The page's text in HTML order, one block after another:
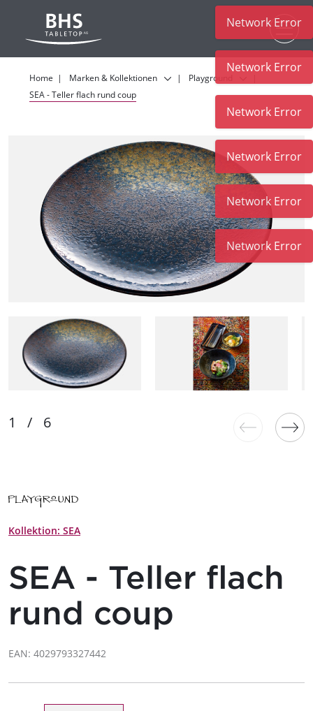
Home Marken & Kollektionen
Playground
SEA - Teller flach rund coup
Kollektion: SEA
SEA - Teller flach
rund coup
EAN: 4029793327442
Network Error
Network Error
Network Error
Network Error
Network Error
Network Error